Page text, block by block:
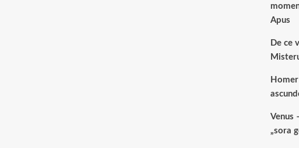
Apus
De ce
Venus
„sora